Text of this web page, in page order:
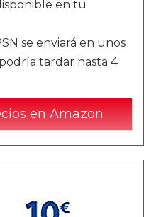
en tu
se enviará en unos
tardar hasta 4
en Amazon